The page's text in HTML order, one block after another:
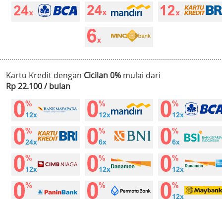
Kartu Kredit dengan Cicilan 0% mulai dari
Rp 22.100 / bulan